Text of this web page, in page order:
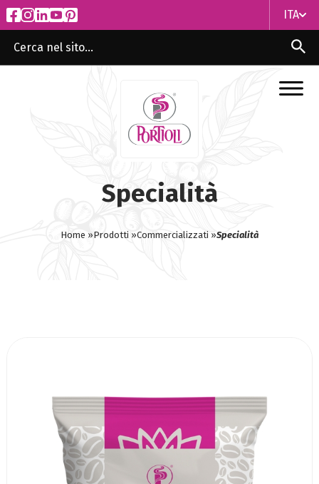
ITA
ITA
ENG
Specialità
Home »Prodotti »Commercializzati »Specialità